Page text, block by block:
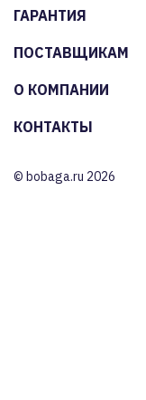
ГАРАНТИЯ
ПОСТАВЩИКАМ
О КОМПАНИИ
КОНТАКТЫ
© bobaga.ru 2026